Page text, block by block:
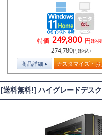
特価 249,800 円(税
274,780円(税込)
商品詳細 カスタマイズ・
[送料無料!] ハイグレードデス